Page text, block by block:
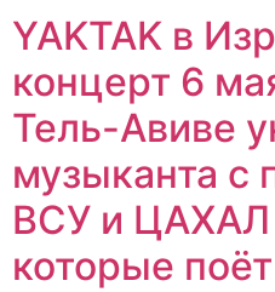
YAKTAK в
концерт 6
Тель-Авиве
музыканта с
ВСУ и
которые